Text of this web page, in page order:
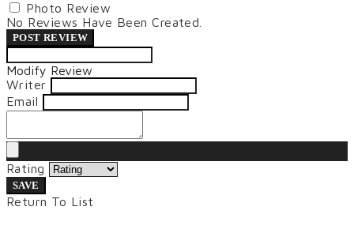
Photo Review
No Reviews Have Been Created.
POST REVIEW
Modify Review
Writer
Email
Rating
SAVE
Return To List